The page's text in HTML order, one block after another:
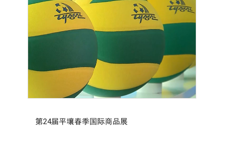
第24届平壤春季国际商品展